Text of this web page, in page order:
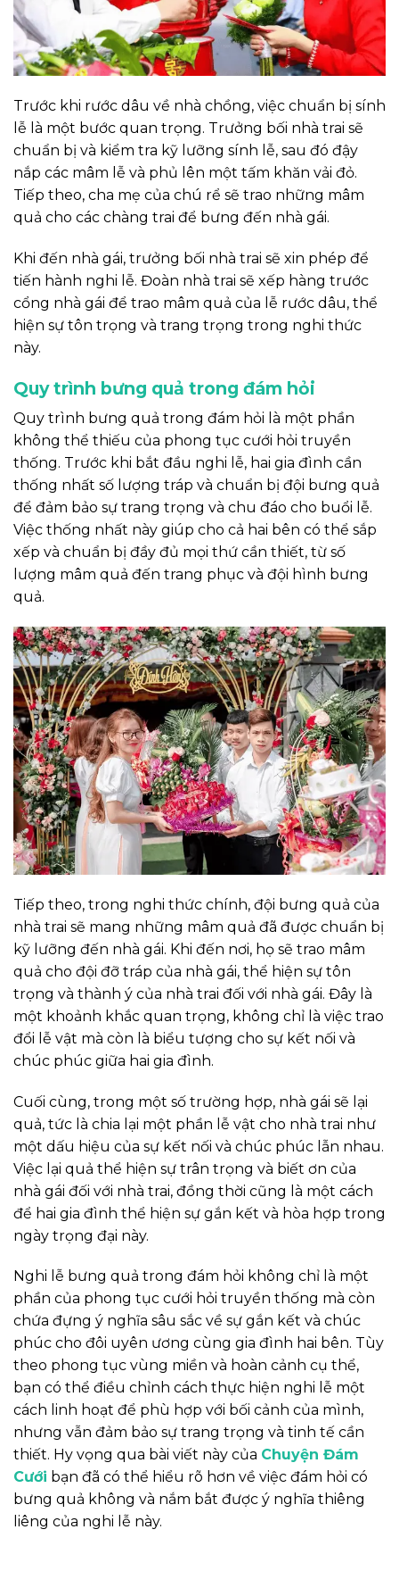
Trước khi rước dâu về nhà chồng, việc chuẩn bị sính
lễ là một bước quan trọng. Trưởng bối nhà trai sẽ
chuẩn bị và kiểm tra kỹ lưỡng sính lễ, sau đó đậy
nắp các mâm lễ và phủ lên một tấm khăn vải đỏ.
Tiếp theo, cha mẹ của chú rể sẽ trao những mâm
quả cho các chàng trai để bưng đến nhà gái.
Khi đến nhà gái, trưởng bối nhà trai sẽ xin phép để
tiến hành nghi lễ. Đoàn nhà trai sẽ xếp hàng trước
cổng nhà gái để trao mâm quả của lễ rước dâu, thể
hiện sự tôn trọng và trang trọng trong nghi thức
này.
Quy trình bưng quả trong đám hỏi
Quy trình bưng quả trong đám hỏi là một phần
không thể thiếu của phong tục cưới hỏi truyền
thống. Trước khi bắt đầu nghi lễ, hai gia đình cần
thống nhất số lượng tráp và chuẩn bị đội bưng quả
để đảm bảo sự trang trọng và chu đáo cho buổi lễ.
Việc thống nhất này giúp cho cả hai bên có thể sắp
xếp và chuẩn bị đầy đủ mọi thứ cần thiết, từ số
lượng mâm quả đến trang phục và đội hình bưng
quả.
Tiếp theo, trong nghi thức chính, đội bưng quả của
nhà trai sẽ mang những mâm quả đã được chuẩn bị
kỹ lưỡng đến nhà gái. Khi đến nơi, họ sẽ trao mâm
quả cho đội đỡ tráp của nhà gái, thể hiện sự tôn
trọng và thành ý của nhà trai đối với nhà gái. Đây là
một khoảnh khắc quan trọng, không chỉ là việc trao
đổi lễ vật mà còn là biểu tượng cho sự kết nối và
chúc phúc giữa hai gia đình.
Cuối cùng, trong một số trường hợp, nhà gái sẽ lại
quả, tức là chia lại một phần lễ vật cho nhà trai như
một dấu hiệu của sự kết nối và chúc phúc lẫn nhau.
Việc lại quả thể hiện sự trân trọng và biết ơn của
nhà gái đối với nhà trai, đồng thời cũng là một cách
để hai gia đình thể hiện sự gắn kết và hòa hợp trong
ngày trọng đại này.
Nghi lễ bưng quả trong đám hỏi không chỉ là một
phần của phong tục cưới hỏi truyền thống mà còn
chứa đựng ý nghĩa sâu sắc về sự gắn kết và chúc
phúc cho đôi uyên ương cùng gia đình hai bên. Tùy
theo phong tục vùng miền và hoàn cảnh cụ thể,
bạn có thể điều chỉnh cách thực hiện nghi lễ một
cách linh hoạt để phù hợp với bối cảnh của mình,
nhưng vẫn đảm bảo sự trang trọng và tinh tế cần
thiết. Hy vọng qua bài viết này của Chuyện Đám
Cưới bạn đã có thể hiểu rõ hơn về việc đám hỏi có
bưng quả không và nắm bắt được ý nghĩa thiêng
liêng của nghi lễ này.